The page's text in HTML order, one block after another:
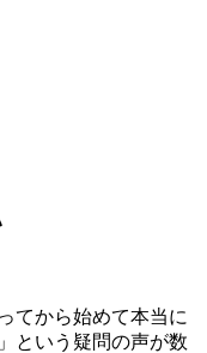
てから始めて本当に
という疑問の声が数